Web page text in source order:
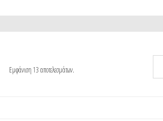
Εμφάνιση 13 αποτελεσμάτων.